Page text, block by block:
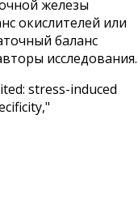
железы
окислителей или
баланс
исследования.
stress-induced